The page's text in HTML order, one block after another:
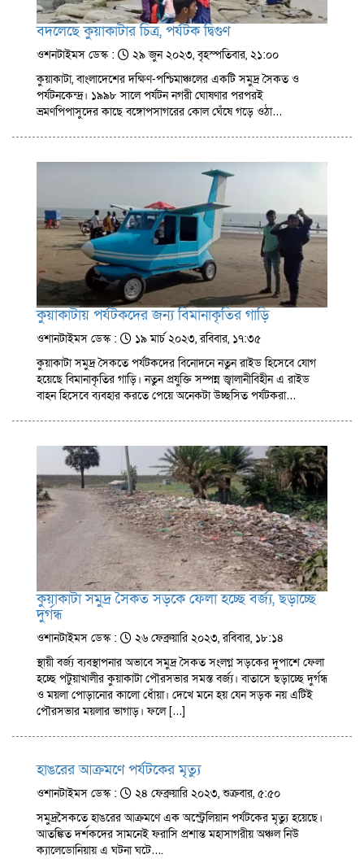
বদলেছে কুয়াকাটার চিত্র, পর্যটক দ্বিগুণ
ওশনটাইমস ডেস্ক :
২৯ জুন ২০২৩, বৃহস্পতিবার, ২১:০০
কুয়াকাটা, বাংলাদেশের দক্ষিণ-পশ্চিমাঞ্চলের একটি সমুদ্র সৈকত ও
পর্যটনকেন্দ্র। ১৯৯৮ সালে পর্যটন নগরী ঘোষণার পরপরই
ভ্রমণপিপাসুদের কাছে বঙ্গোপসাগরের কোল ঘেঁষে গড়ে ওঠা…
কুয়াকাটায় পর্যটকদের জন্য বিমানাকৃতির গাড়ি
ওশানটাইমস ডেস্ক :
১৯ মার্চ ২০২৩, রবিবার, ১৭:৩৫
কুয়াকাটা সমুদ্র সৈকতে পর্যটকদের বিনোদনে নতুন রাইড হিসেবে যোগ
হয়েছে বিমানাকৃতির গাড়ি। নতুন প্রযুক্তি সম্পন্ন জ্বালানীবিহীন এ রাইড
বাহন হিসেবে ব্যবহার করতে পেয়ে অনেকটা উচ্ছসিত পর্যটকরা…
কুয়াকাটা সমুদ্র সৈকত সড়কে ফেলা হচ্ছে বর্জ্য, ছড়াচ্ছে
দুর্গন্ধ
ওশানটাইমস ডেস্ক :
২৬ ফেব্রুয়ারি ২০২৩, রবিবার, ১৮:১৪
স্থায়ী বর্জ্য ব্যবস্থাপনার অভাবে সমুদ্র সৈকত সংলগ্ন সড়কের দুপাশে ফেলা
হচ্ছে পটুয়াখালীর কুয়াকাটা পৌরসভার সমস্ত বর্জ্য। বাতাসে ছড়াচ্ছে দুর্গন্ধ
ও ময়লা পোড়ানোর কালো ধোঁয়া। দেখে মনে হয় যেন সড়ক নয় এটিই
পৌরসভার ময়লার ভাগাড়। ফলে […]
হাঙরের আক্রমণে পর্যটকের মৃত্যু
ওশানটাইমস ডেস্ক :
২৪ ফেব্রুয়ারি ২০২৩, শুক্রবার, ৫:৫০
সমুদ্রসৈকতে হাঙরের আক্রমণে এক অস্ট্রেলিয়ান পর্যটকের মৃত্যু হয়েছে।
আতঙ্কিত দর্শকদের সামনেই ফরাসি প্রশান্ত মহাসাগরীয় অঞ্চল নিউ
ক্যালেডোনিয়ায় এ ঘটনা ঘটে….